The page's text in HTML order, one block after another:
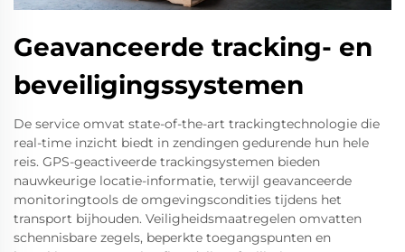
Geavanceerde tracking- en
beveiligingssystemen
De service omvat state-of-the-art trackingtechnologie die
real-time inzicht biedt in zendingen gedurende hun hele
reis. GPS-geactiveerde trackingsystemen bieden
nauwkeurige locatie-informatie, terwijl geavanceerde
monitoringtools de omgevingscondities tijdens het
transport bijhouden. Veiligheidsmaatregelen omvatten
schennisbare zegels, beperkte toegangspunten en